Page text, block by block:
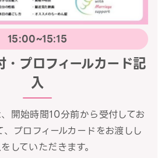
15:00~15:15
・プロフィールカード記
入
開始時間10分前から受付してお
プロフィールカードをお渡しし
していただきます。